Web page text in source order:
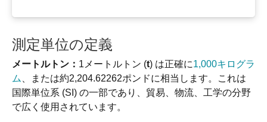
測定単位の定義
メートルトン： 1メートルトン (t) は正確に1,000キログラ
ム
、または約2,204.62262ポンドに相当します。これは
国際単位系 (SI) の一部であり、貿易、物流、工学の分野
で広く使用されています。